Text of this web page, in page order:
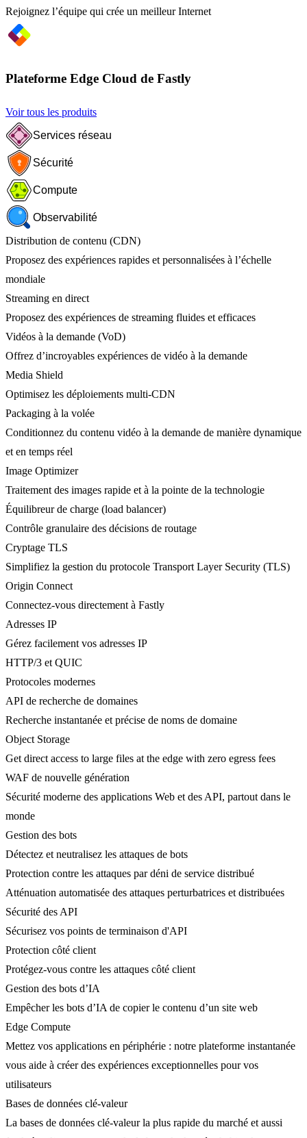
Rejoignez l’équipe qui crée un meilleur Internet
Plateforme Edge Cloud de Fastly
Voir tous les produits
Services réseau
Sécurité
Compute
Observabilité
Distribution de contenu (CDN)
Proposez des expériences rapides et personnalisées à l’échelle
mondiale
Streaming en direct
Proposez des expériences de streaming fluides et efficaces
Vidéos à la demande (VoD)
Offrez d’incroyables expériences de vidéo à la demande
Media Shield
Optimisez les déploiements multi-CDN
Packaging à la volée
Conditionnez du contenu vidéo à la demande de manière dynamique
et en temps réel
Image Optimizer
Traitement des images rapide et à la pointe de la technologie
Équilibreur de charge (load balancer)
Contrôle granulaire des décisions de routage
Cryptage TLS
Simplifiez la gestion du protocole Transport Layer Security (TLS)
Origin Connect
Connectez-vous directement à Fastly
Adresses IP
Gérez facilement vos adresses IP
HTTP/3 et QUIC
Protocoles modernes
API de recherche de domaines
Recherche instantanée et précise de noms de domaine
Object Storage
Get direct access to large files at the edge with zero egress fees
WAF de nouvelle génération
Sécurité moderne des applications Web et des API, partout dans le
monde
Gestion des bots
Détectez et neutralisez les attaques de bots
Protection contre les attaques par déni de service distribué
Atténuation automatisée des attaques perturbatrices et distribuées
Sécurité des API
Sécurisez vos points de terminaison d'API
Protection côté client
Protégez-vous contre les attaques côté client
Gestion des bots d’IA
Empêcher les bots d’IA de copier le contenu d’un site web
Edge Compute
Mettez vos applications en périphérie : notre plateforme instantanée
vous aide à créer des expériences exceptionnelles pour vos
utilisateurs
Bases de données clé-valeur
La bases de données clé-valeur la plus rapide du marché et aussi